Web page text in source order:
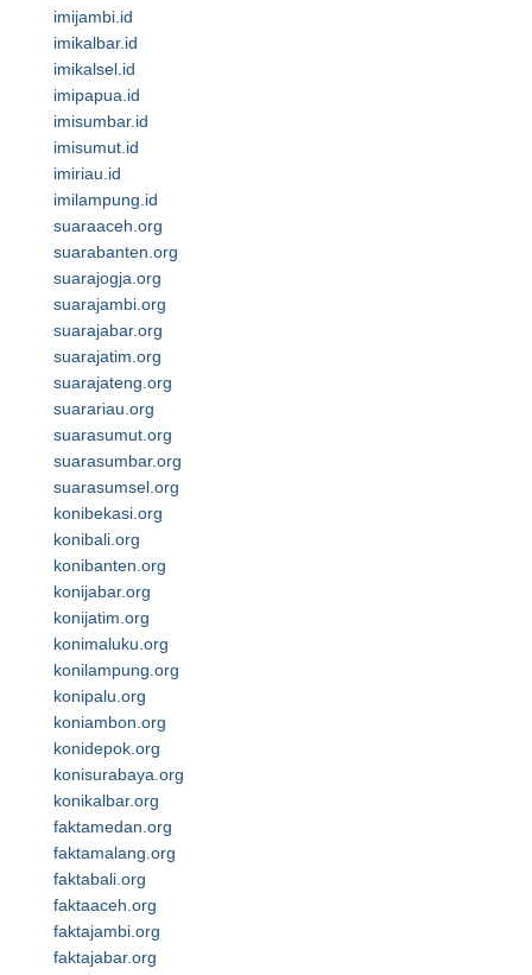
imijambi.id
imikalbar.id
imikalsel.id
imipapua.id
imisumbar.id
imisumut.id
imiriau.id
imilampung.id
suaraaceh.org
suarabanten.org
suarajogja.org
suarajambi.org
suarajabar.org
suarajatim.org
suarajateng.org
suarariau.org
suarasumut.org
suarasumbar.org
suarasumsel.org
konibekasi.org
konibali.org
konibanten.org
konijabar.org
konijatim.org
konimaluku.org
konilampung.org
konipalu.org
koniambon.org
konidepok.org
konisurabaya.org
konikalbar.org
faktamedan.org
faktamalang.org
faktabali.org
faktaaceh.org
faktajambi.org
faktajabar.org